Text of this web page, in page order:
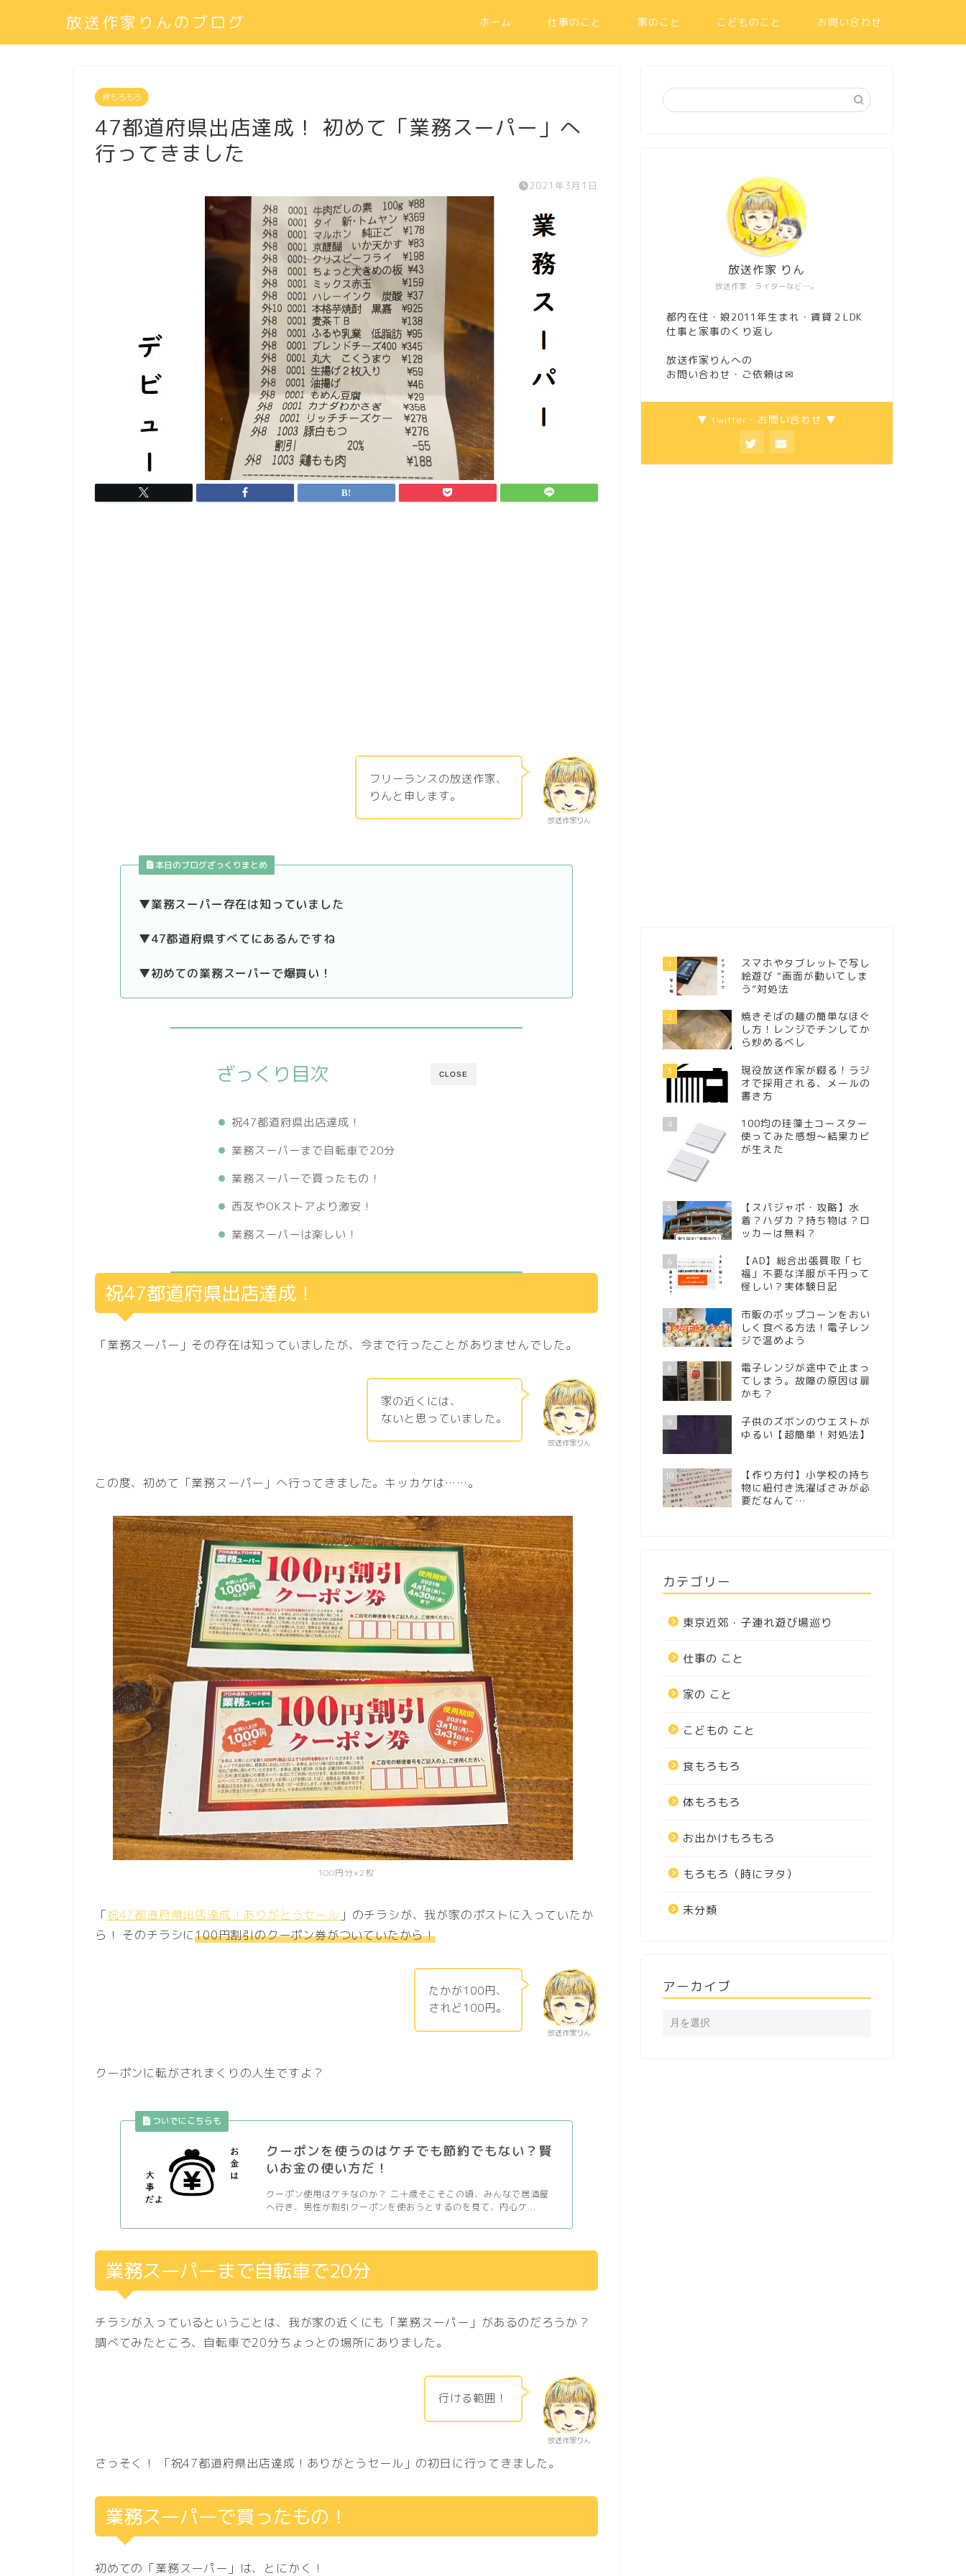
放送作家りんのブログ ホーム 仕事のこと 家のこと こどものこと お問い合わせ
食もろもろ
47都道府県出店達成！ 初めて「業務スーパー」へ
行ってきました
2021年3月1日
放送作家りん
フリーランスの放送作家、
りんと申します。
本日のブログざっくりまとめ
▼業務スーパー存在は知っていました
▼47都道府県すべてにあるんですね
▼初めての業務スーパーで爆買い！
CLOSE
ざっくり目次
祝47都道府県出店達成！
業務スーパーまで自転車で20分
業務スーパーで買ったもの！
西友やOKストアより激安！
業務スーパーは楽しい！
祝47都道府県出店達成！
「業務スーパー」その存在は知っていましたが、今まで行ったことがありませんでした。
放送作家りん
家の近くには、
ないと思っていました。
この度、初めて「業務スーパー」へ行ってきました。キッカケは……。
100円分×2枚
「祝47都道府県出店達成！ありがとうセール 」のチラシが、我が家のポストに入っていたか
ら！ そのチラシに100円割引のクーポン券がついていたから！
放送作家りん
たかが100円、
されど100円。
クーポンに転がされまくりの人生ですよ？
クーポンを使うのはケチでも節約でもない？賢
いお金の使い方だ！
クーポン使用はケチなのか？ 二十歳そこそこの頃、みんなで居酒屋
へ行き、男性が割引クーポンを使おうとするのを見て、内心ケ...
業務スーパーまで自転車で20分
チラシが入っているということは、我が家の近くにも「業務スーパー」があるのだろうか？
調べてみたところ、自転車で20分ちょっとの場所にありました。
放送作家りん
行ける範囲！
さっそく！ 「祝47都道府県出店達成！ありがとうセール」の初日に行ってきました。
業務スーパーで買ったもの！
初めての「業務スーパー」は、とにかく！
放送作家・ライターなど…。
放送作家 りん
都内在住・娘2011年生まれ・賃貸２LDK
仕事と家事のくり返し
放送作家りんへの
お問い合わせ・ご依頼は ✉
▼ twitter・お問い合わせ ▼
1
スマホやタブレットで写し
絵遊び “画面が動いてしま
う”対処法
2
焼きそばの麺の簡単なほぐ
し方！レンジでチンしてか
ら炒めるべし
3
現役放送作家が綴る！ラジ
オで採用される、メールの
書き方
4
100均の珪藻土コースター
使ってみた感想～結果カビ
が生えた
5
【スパジャポ・攻略】水
着？ハダカ？持ち物は？ロ
ッカーは無料？
6
【AD】総合出張買取「七
福」不要な洋服が千円って
怪しい？実体験日記
7
市販のポップコーンをおい
しく食べる方法！電子レン
ジで温めよう
8
電子レンジが途中で止まっ
てしまう。故障の原因は扉
かも？
9
子供のズボンのウエストが
ゆるい【超簡単！対処法】
10
【作り方付】小学校の持ち
物に紐付き洗濯ばさみが必
要だなんて…
カテゴリー
東京近郊・子連れ遊び場巡り
仕事の こと
家の こと
こどもの こと
食もろもろ
体もろもろ
お出かけもろもろ
もろもろ（時にヲタ）
未分類
アーカイブ